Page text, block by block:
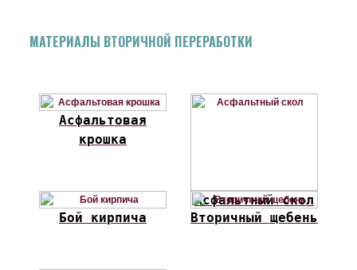
МАТЕРИАЛЫ ВТОРИЧНОЙ ПЕРЕРАБОТКИ
Асфальтовая
крошка
Асфальтный скол
Бой кирпича
Вторичный щебень